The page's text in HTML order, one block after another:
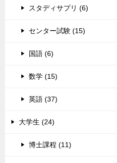
スタディサプリ (6)
センター試験 (15)
国語 (6)
数学 (15)
英語 (37)
大学生 (24)
博士課程 (11)